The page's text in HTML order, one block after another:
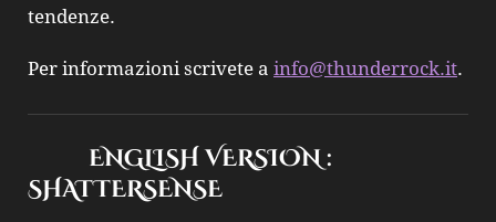
tendenze.
Per informazioni scrivete a info@thunderrock.it.
ENGLISH VERSION :
SHATTERSENSE